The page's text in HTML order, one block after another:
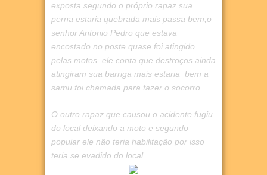
exposta segundo o próprio rapaz sua
perna estaria quebrada mais passa bem,o
senhor Antonio Pedro que estava
encostado no poste quase foi atingido
pelas motos, ele conta que destroços ainda
atingiram sua barriga mais estaria bem a
samu foi chamada para fazer o socorro.
O outro rapaz que causou o acidente fugiu
do local deixando a moto e segundo
popular ele não teria habilitação por isso
teria se evadido do local.